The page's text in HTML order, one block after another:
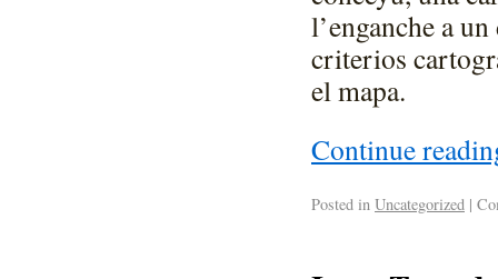
l’enganche a
criterios
el mapa.
Continue
Posted in Uncategorized |